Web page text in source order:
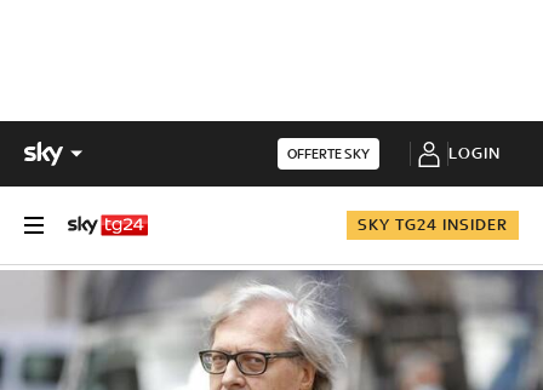
OFFERTE SKY LOGIN
SKY TG24 INSIDER